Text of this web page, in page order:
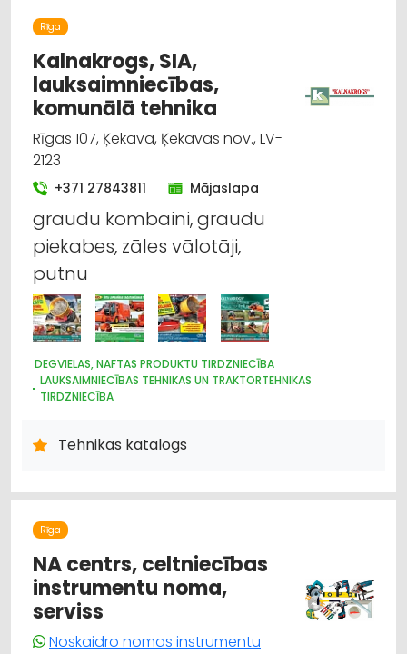
Rīga
Kalnakrogs, SIA,
lauksaimniecības,
komunālā tehnika
Rīgas 107, Ķekava, Ķekavas nov., LV-
2123
+371 27843811 Mājaslapa
graudu kombaini, graudu
piekabes, zāles vālotāji,
putnu
DEGVIELAS, NAFTAS PRODUKTU TIRDZNIECĪBA
LAUKSAIMNIECĪBAS TEHNIKAS UN TRAKTORTEHNIKAS
TIRDZNIECĪBA
LAUKSAIMNIECĪBAS TEHNIKAS UN TRAKTORTEHNIKAS NOMA
LAUKSAIMNIECĪBAS TEHNIKAS UN TRAKTORTEHNIKAS REZERVES
AUTO ĶĪMIJA, AUTO KRĀSAS
LABIEKĀRTOŠANA, APZAĻUMOŠANA
DĀRZA TEHNIKA UN INVENTĀRS
LAUKSAIMNIECĪBAS TEHNIKAS UN TRAKTORTEHNIKAS
LABOŠANA, REMONTS
Tehnikas katalogs
Rīga
NA centrs, celtniecības
instrumentu noma,
serviss
Noskaidro nomas instrumentu